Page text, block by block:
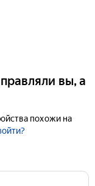
вы, а
похожи на